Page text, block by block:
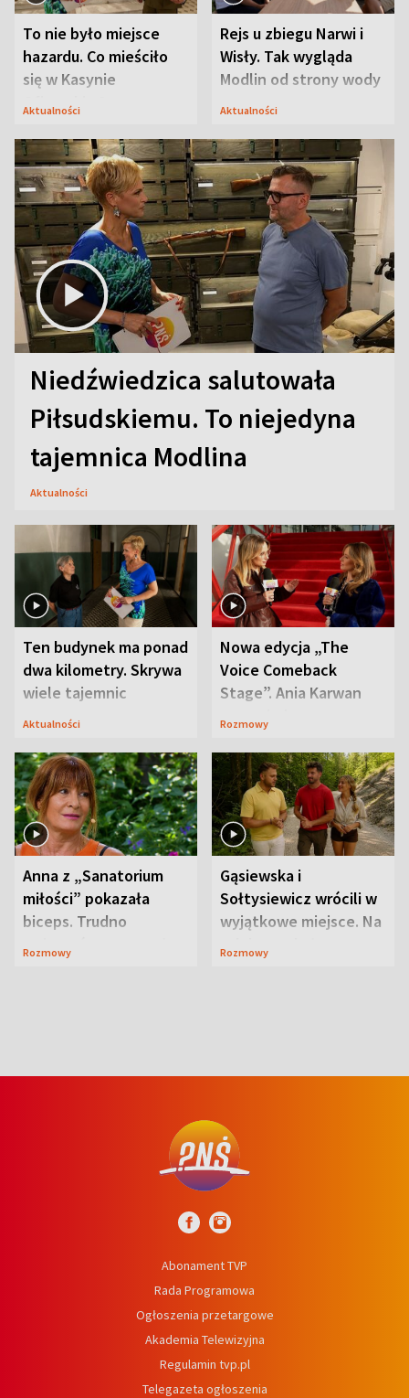
To nie było miejsce
hazardu. Co mieściło
się w Kasynie
Oficerskim?
Aktualności
Rejs u zbiegu Narwi i
Wisły. Tak wygląda
Modlin od strony wody
Aktualności
Niedźwiedzica salutowała
Piłsudskiemu. To niejedyna
tajemnica Modlina
Aktualności
Ten budynek ma ponad
dwa kilometry. Skrywa
wiele tajemnic
Aktualności
Nowa edycja „The
Voice Comeback
Stage”. Ania Karwan
zapowiada
Rozmowy
Anna z „Sanatorium
miłości” pokazała
biceps. Trudno
Rozmowy
Gąsiewska i
Sołtysiewicz wrócili w
wyjątkowe miejsce. Na
Rozmowy
Abonament TVP
Rada Programowa
Ogłoszenia przetargowe
Akademia Telewizyjna
Regulamin tvp.pl
Telegazeta ogłoszenia